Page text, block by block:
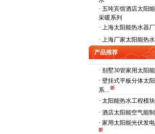
· 五吨宾馆酒店太阳
采暖系列
· 上海太阳能热水器
· 上海厂家太阳能热
产品推荐
· 别墅30管家用太阳能
· 壁挂式平板分体太
系...
· 太阳能热水工程模块
· 酒店太阳能空气能
· 家用太阳能光伏发